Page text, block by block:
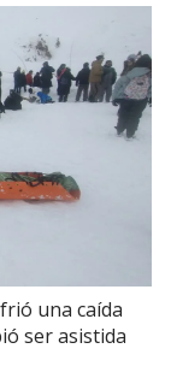
una caída
ser asistida